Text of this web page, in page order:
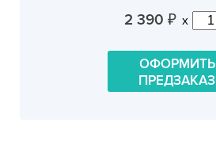
2 390 ₽ x
ОФОРМИТЬ
ПРЕДЗАКАЗ